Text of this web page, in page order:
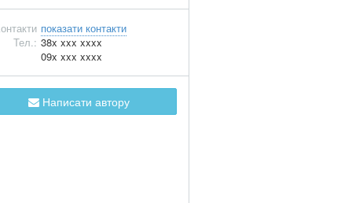
показати контакти
Тел.: 38x xxx xxxx
09x xxx xxxx
Написати автору